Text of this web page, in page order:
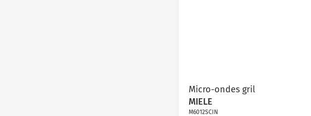
Micro-ondes gril
MIELE
M6012SCIN